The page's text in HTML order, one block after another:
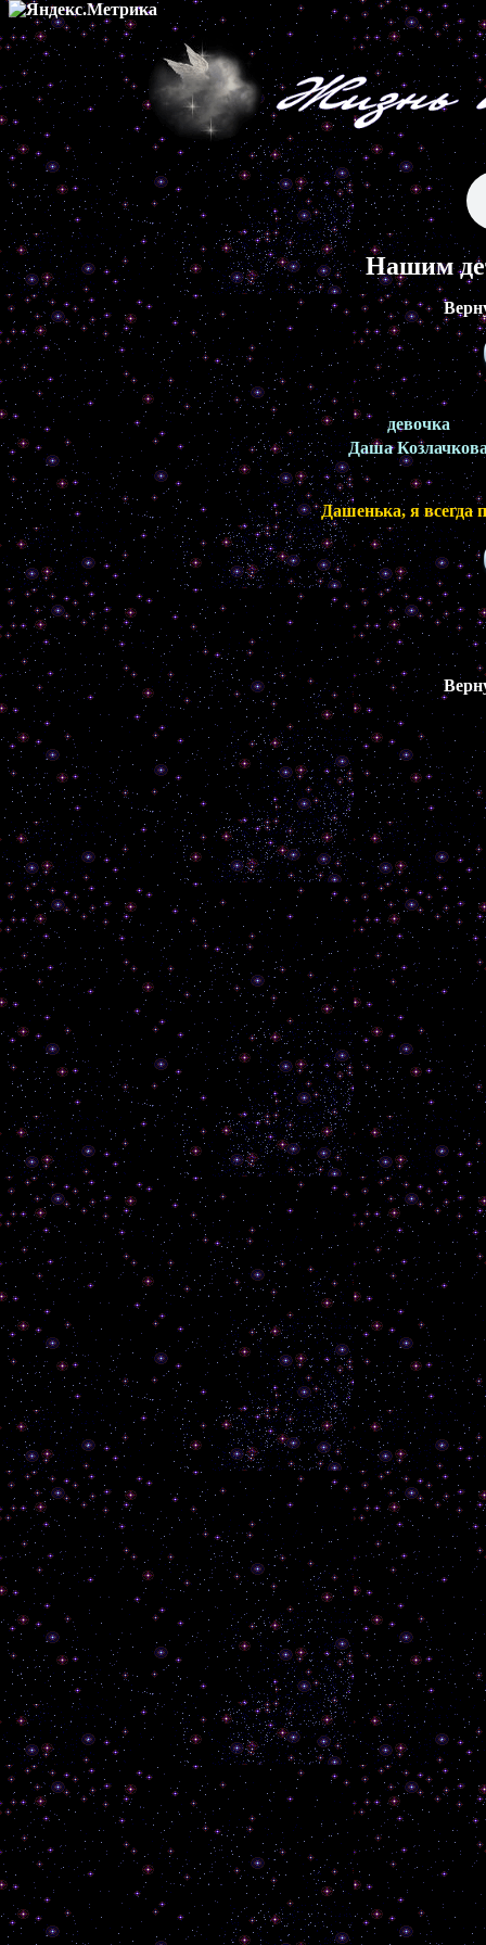
Нашим
девочка
Даша
Дашенька, я всегда